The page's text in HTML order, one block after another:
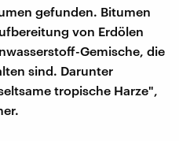
gefunden. Bitumen
von Erdölen
Gemische, die
sind. Darunter
tropische Harze",